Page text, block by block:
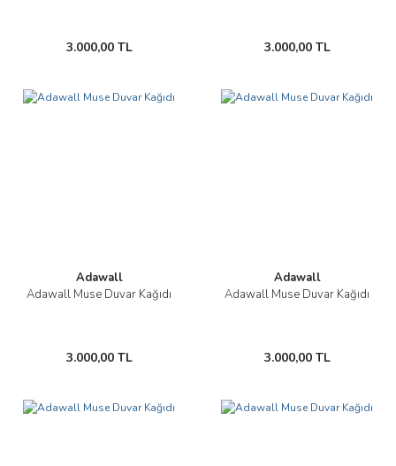
3.000,00 TL 3.000,00 TL
Adawall
Adawall Muse Duvar Kağıdı
3.000,00 TL
Adawall
Adawall Muse Duvar Kağıdı
3.000,00 TL